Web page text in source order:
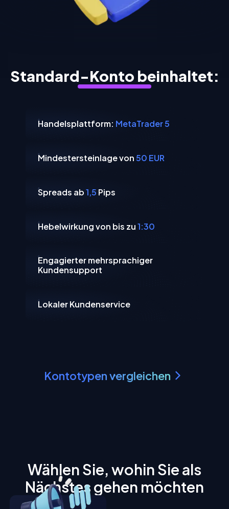
Standard-Konto beinhaltet:
Handelsplattform: MetaTrader 5
Mindestersteinlage von50 EUR
Spreads ab1,5 Pips
Hebelwirkung von bis zu1:30
Engagierter mehrsprachiger
Kundensupport
Lokaler Kundenservice
Kontotypen vergleichen
Wählen Sie, wohin Sie als
Nächstes gehen möchten